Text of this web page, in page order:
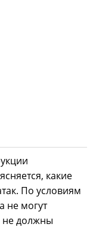
какие
По условиям
не могут
не должны